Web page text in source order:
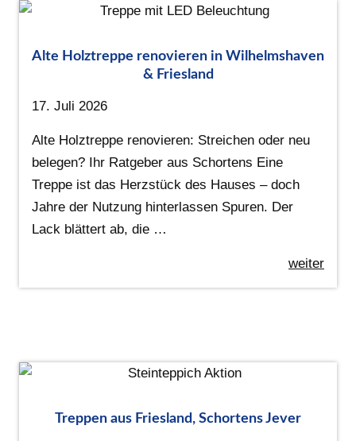
Alte Holztreppe renovieren in Wilhelmshaven
& Friesland
17. Juli 2026
Alte Holztreppe renovieren: Streichen oder neu
belegen? Ihr Ratgeber aus Schortens Eine
Treppe ist das Herzstück des Hauses – doch
Jahre der Nutzung hinterlassen Spuren. Der
Lack blättert ab, die …
weiter
Treppen aus Friesland, Schortens Jever